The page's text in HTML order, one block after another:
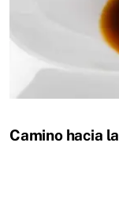
Camino hacia